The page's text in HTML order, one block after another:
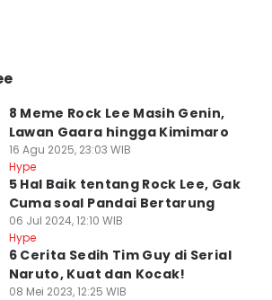
8 Meme Rock Lee Masih Genin,
Lawan Gaara hingga Kimimaro
16 Agu 2025, 23:03 WIB
Hype
5 Hal Baik tentang Rock Lee, Gak
Cuma soal Pandai Bertarung
06 Jul 2024, 12:10 WIB
Hype
6 Cerita Sedih Tim Guy di Serial
Naruto, Kuat dan Kocak!
08 Mei 2023, 12:25 WIB